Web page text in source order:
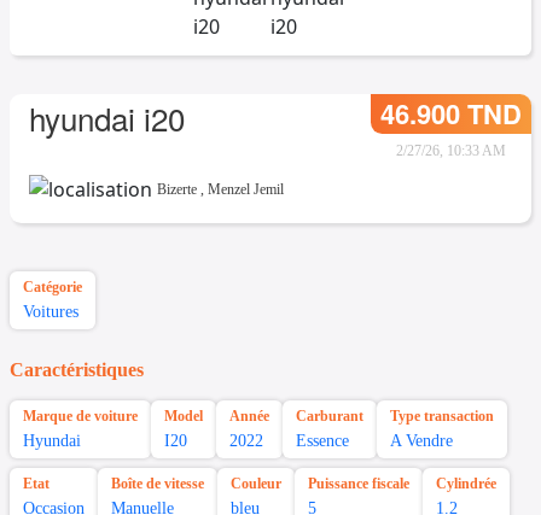
hyundai i20 46.900 TND
2/27/26, 10:33 AM
Bizerte , Menzel Jemil
Catégorie
Voitures
Caractéristiques
Marque de voiture
Hyundai
Model
I20
Année
2022
Carburant
Essence
Type transaction
A Vendre
Etat
Occasion
Boîte de vitesse
Manuelle
Couleur
bleu
Puissance fiscale
5
Cylindrée
1.2